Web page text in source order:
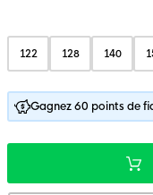
122 128 140
Gagnez 60 points de